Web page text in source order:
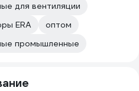
для вентиляции
ERA
оптом
промышленные